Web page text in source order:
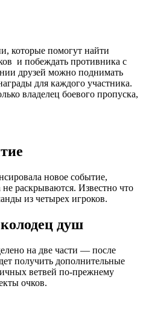
которые помогут найти
и побеждать противника с
друзей можно поднимать
для каждого участника.
владелец боевого пропуска,
новое событие,
раскрываются. Известно что
из четырех игроков.
душ
на две части — после
получить дополнительные
ветвей по-прежнему
очков.